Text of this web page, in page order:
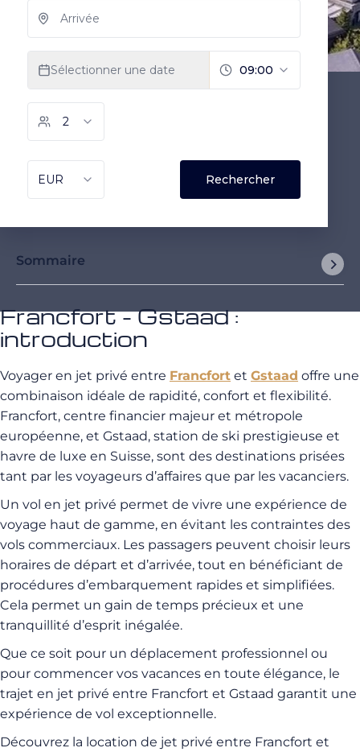
Sommaire
Francfort - Gstaad :
introduction
Voyager en jet privé entre Francfort et Gstaad offre une
combinaison idéale de rapidité, confort et flexibilité.
Francfort, centre financier majeur et métropole
européenne, et Gstaad, station de ski prestigieuse et
havre de luxe en Suisse, sont des destinations prisées
tant par les voyageurs d’affaires que par les vacanciers.
Un vol en jet privé permet de vivre une expérience de
voyage haut de gamme, en évitant les contraintes des
vols commerciaux. Les passagers peuvent choisir leurs
horaires de départ et d’arrivée, tout en bénéficiant de
procédures d’embarquement rapides et simplifiées.
Cela permet un gain de temps précieux et une
tranquillité d’esprit inégalée.
Que ce soit pour un déplacement professionnel ou
pour commencer vos vacances en toute élégance, le
trajet en jet privé entre Francfort et Gstaad garantit une
expérience de vol exceptionnelle.
Découvrez la location de jet privé entre Francfort et